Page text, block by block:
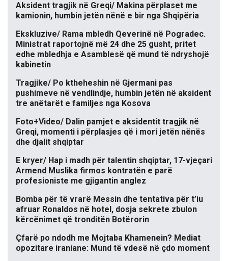
Aksident tragjik në Greqi/ Makina përplaset me
kamionin, humbin jetën nënë e bir nga Shqipëria
Ekskluzive/ Rama mbledh Qeverinë në Pogradec.
Ministrat raportojnë më 24 dhe 25 gusht, pritet
edhe mbledhja e Asamblesë që mund të ndryshojë
kabinetin
Tragjike/ Po ktheheshin në Gjermani pas
pushimeve në vendlindje, humbin jetën në aksident
tre anëtarët e familjes nga Kosova
Foto+Video/ Dalin pamjet e aksidentit tragjik në
Greqi, momenti i përplasjes që i mori jetën nënës
dhe djalit shqiptar
E kryer/ Hap i madh për talentin shqiptar, 17-vjeçari
Armend Muslika firmos kontratën e parë
profesioniste me gjigantin anglez
Bomba për të vrarë Messin dhe tentativa për t’iu
afruar Ronaldos në hotel, dosja sekrete zbulon
kërcënimet që tronditën Botërorin
Çfarë po ndodh me Mojtaba Khamenein? Mediat
opozitare iraniane: Mund të vdesë në çdo moment